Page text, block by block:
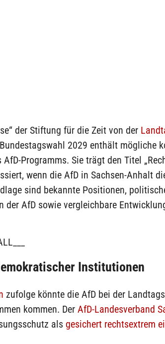
der Stiftung für die Zeit von der
2029 enthält mögliche
AfD-Programms. Sie trägt den Titel
wenn die AfD in Sachsen-Anhalt
sind bekannte Positionen,
der AfD sowie vergleichbare
Institutionen
zufolge könnte die AfD bei der
kommen. Der AfD-Landesverband
als gesichert rechtsextrem